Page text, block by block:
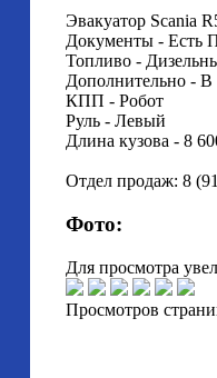
Эвакуатор Scania
Документы - Есть
Топливо -
Дополнительно - В
КПП - Робот
Руль - Левый
Длина кузова - 8
Отдел продаж: 8
Фото:
Для просмотра
Просмотров